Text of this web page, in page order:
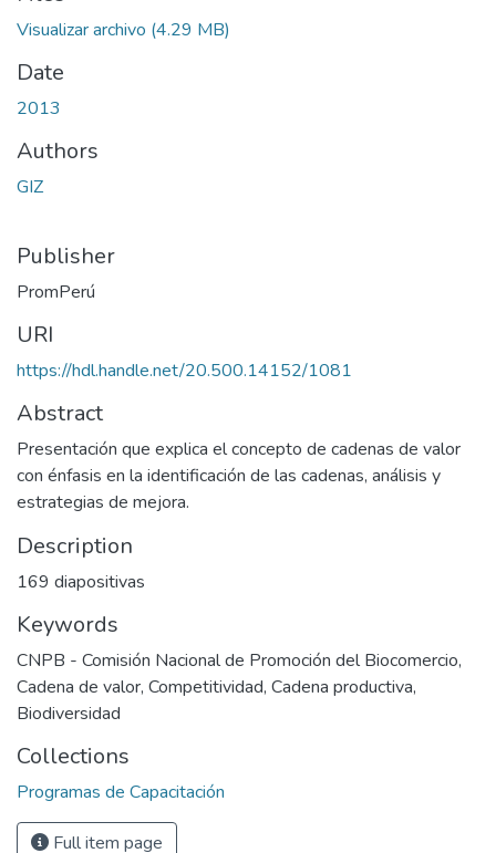
Visualizar archivo (4.29 MB)
Date
2013
Authors
GIZ
Publisher
PromPerú
URI
https://hdl.handle.net/20.500.14152/1081
Abstract
Presentación que explica el concepto de cadenas de valor
con énfasis en la identificación de las cadenas, análisis y
estrategias de mejora.
Description
169 diapositivas
Keywords
CNPB - Comisión Nacional de Promoción del Biocomercio,
Cadena de valor, Competitividad, Cadena productiva,
Biodiversidad
Collections
Programas de Capacitación
Full item page